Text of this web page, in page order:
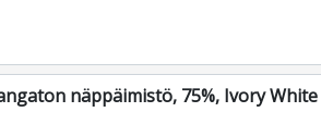
näppäimistö, 75%, Ivory White